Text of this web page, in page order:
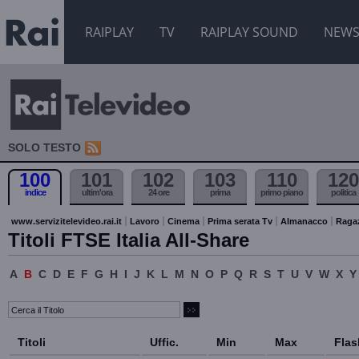
RAIPLAY TV RAIPLAY SOUND NEWS
SOLO TESTO
100
indice
101
ultim'ora
102
24 ore
103
prima
110
primo piano
120
politica
www.servizitelevideo.rai.it Lavoro Cinema Prima serata Tv Almanacco
Titoli FTSE Italia All-Share
A B C D E F G H I J K L M N O P Q R S T U V W X Y
Titoli Uffic. Min Max